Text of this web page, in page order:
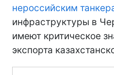
нероссийским
инфраструктуры в
имеют критическое
экспорта